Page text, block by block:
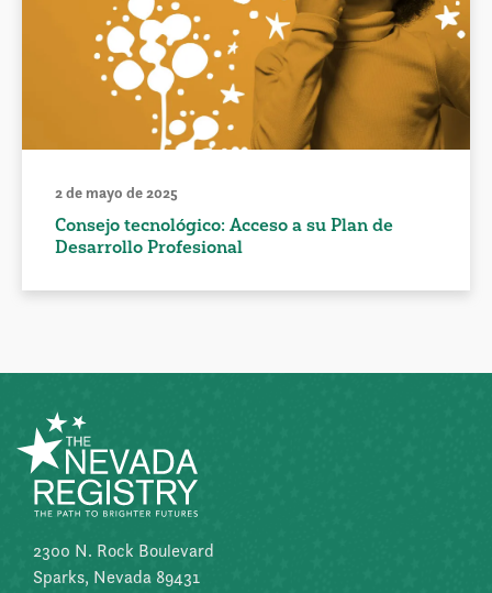
2 de mayo de 2025
Consejo tecnológico: Acceso a su Plan de
Desarrollo Profesional
2300 N. Rock Boulevard
Sparks, Nevada 89431